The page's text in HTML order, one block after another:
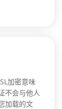
加密意味
不会与他人
加载的文